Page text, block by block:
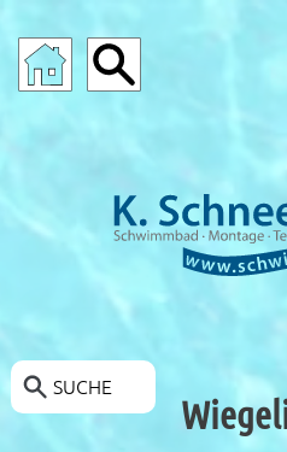
SUCHE
SCHWIMMBAD-ANGEBOTE